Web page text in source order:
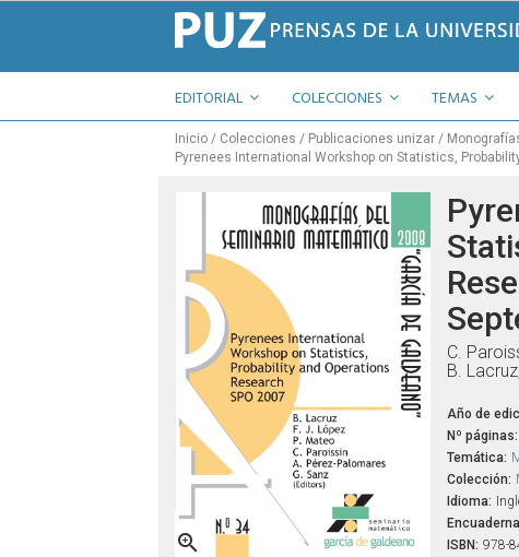
EDITORIAL COLECCIONES TEMAS
Inicio Colecciones Publicaciones unizar
Pyrenees International Workshop on Statistics,

C.
B.
Año de
Nº páginas:
Temática:
Colección:
Idioma:
ISBN: 978-